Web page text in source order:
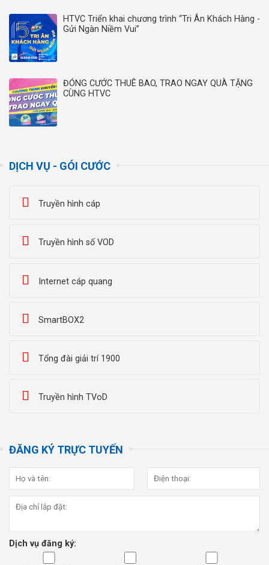
HTVC Triển khai chương trình “Tri Ân Khách Hàng -
Gửi Ngàn Niềm Vui”
ĐÓNG CƯỚC THUÊ BAO, TRAO NGAY QUÀ TẶNG
CÙNG HTVC
DỊCH VỤ - GÓI CƯỚC
Truyền hình cáp
Truyền hình số VOD
Internet cáp quang
SmartBOX2
Tổng đài giải trí 1900
Truyền hình TVoD
ĐĂNG KÝ TRỰC TUYẾN
Dịch vụ đăng ký: